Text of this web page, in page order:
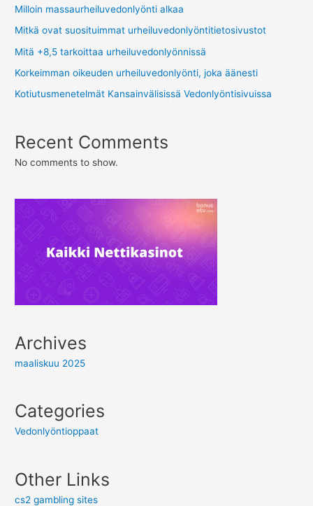
Milloin massaurheiluvedonlyönti alkaa
Mitkä ovat suosituimmat urheiluvedonlyöntitietosivustot
Mitä +8,5 tarkoittaa urheiluvedonlyönnissä
Korkeimman oikeuden urheiluvedonlyönti, joka äänesti
Kotiutusmenetelmät Kansainvälisissä Vedonlyöntisivuissa
Recent Comments
No comments to show.
Archives
maaliskuu 2025
Categories
Vedonlyöntioppaat
Other Links
cs2 gambling sites